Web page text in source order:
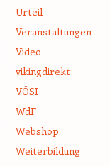
Urteil
Veranstaltungen
Video
vikingdirekt
VÖSI
WdF
Webshop
Weiterbildung